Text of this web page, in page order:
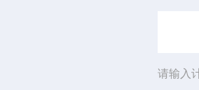
请输入